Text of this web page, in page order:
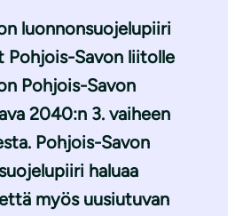
luonnonsuojelupiiri
Pohjois-Savon liitolle
Pohjois-Savon
2040:n 3. vaiheen
Pohjois-Savon
haluaa
myös uusiutuvan